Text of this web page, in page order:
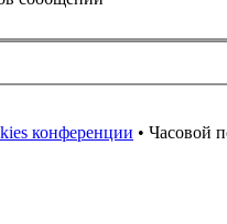
конференции • Часовой